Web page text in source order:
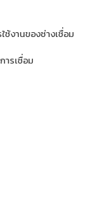
ช้งานของช่างเชื่อม
ารเชื่อม